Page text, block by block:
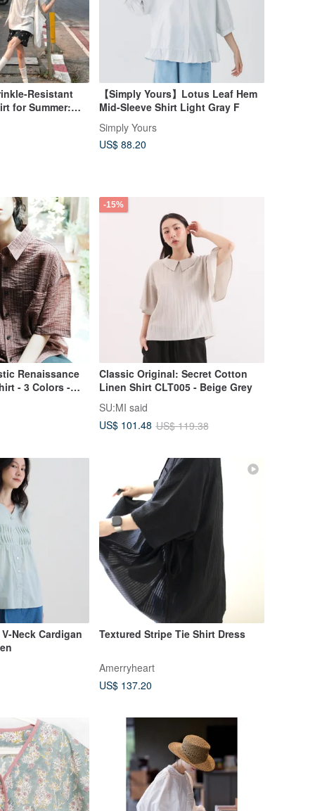
Resistant
for Summer:
【Simply Yours】Lotus Leaf Hem
Mid-Sleeve Shirt Light Gray F
Simply Yours
US$ 88.20
Renaissance
- 3 Colors -
-15%
Classic Original: Secret Cotton
Linen Shirt CLT005 - Beige Grey
SU:MI said
US$ 101.48 US$ 119.38
Neck Cardigan
Textured Stripe Tie Shirt Dress
Amerryheart
US$ 137.20